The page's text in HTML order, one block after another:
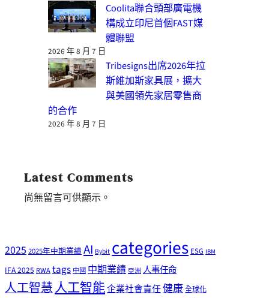
Coolita聯合頭部廣電機
構成立印尼首個FAST媒
體聯盟
2026 年 8 月 7 日
Tribesigns出席2026年拉
斯維加斯家具展，擴大
與美國領先家居零售商
的合作
2026 年 8 月 7 日
Latest Comments
尚無留言可供顯示。
2025 2025年中期業績AI Bybitcategories ESG IBM
IFA 2025 RWAtags 中國 中期業績 亞洲 人事任命
人工智慧人工智能企業社會責任健康全球化